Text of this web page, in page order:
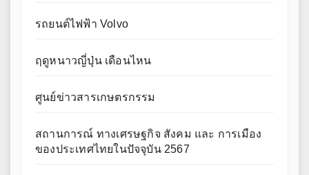
รถยนต์ไฟฟ้า Volvo
ฤดูหนาวญี่ปุ่น เดือนไหน
ศูนย์ข่าวสารเกษตรกรรม
สถานการณ์ ทางเศรษฐกิจ สังคม และ การเมือง
ของประเทศไทยในปัจจุบัน 2567